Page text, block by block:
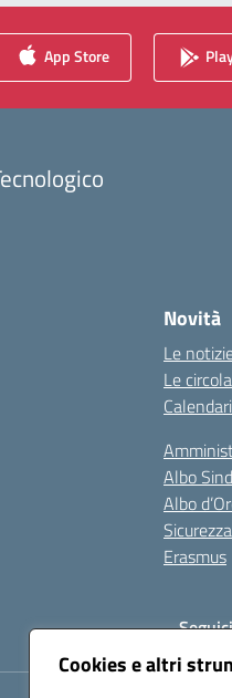
Cookies e altri
App Store
Novità
Le
Le
Albo
Albo
Sicurezza
Erasmus